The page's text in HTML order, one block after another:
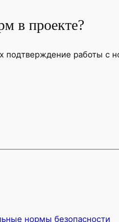
в проекте?
подтверждение работы с
нормы безопасности